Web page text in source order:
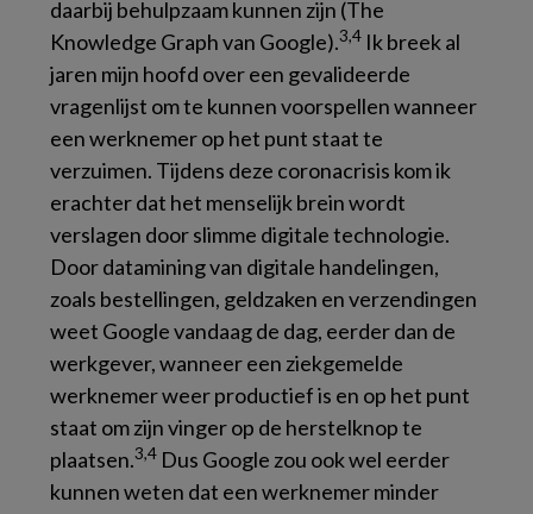
daarbij behulpzaam kunnen zijn (The
Knowledge Graph van Google).3,4 Ik breek al
jaren mijn hoofd over een gevalideerde
vragenlijst om te kunnen voorspellen wanneer
een werknemer op het punt staat te
verzuimen. Tijdens deze coronacrisis kom ik
erachter dat het menselijk brein wordt
verslagen door slimme digitale technologie.
Door datamining van digitale handelingen,
zoals bestellingen, geldzaken en verzendingen
weet Google vandaag de dag, eerder dan de
werkgever, wanneer een ziekgemelde
werknemer weer productief is en op het punt
staat om zijn vinger op de herstelknop te
plaatsen.3,4 Dus Google zou ook wel eerder
kunnen weten dat een werknemer minder